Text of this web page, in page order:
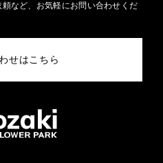
など、お気軽にお問い合わせくだ
せはこちら